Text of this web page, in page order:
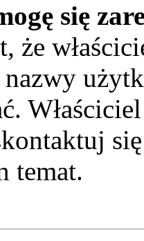
się
że
nazwy
temat.